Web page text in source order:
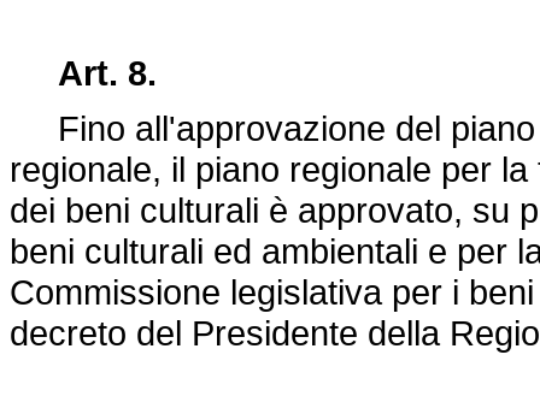
Art. 8.
Fino all'approvazione del
regionale, il piano regionale per
dei beni culturali è approvato, su
beni culturali ed ambientali e per
Commissione legislativa per i
decreto del Presidente della